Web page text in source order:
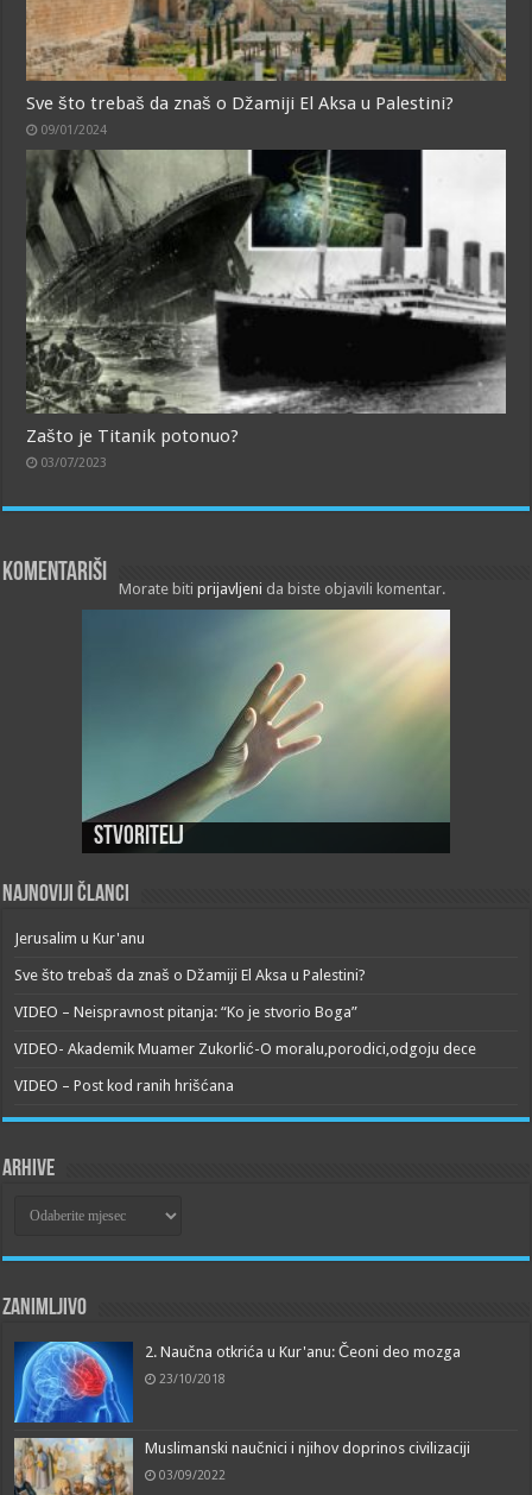
Sve što trebaš da znaš o Džamiji El Aksa u Palestini?
09/01/2024
Zašto je Titanik potonuo?
03/07/2023
Komentariši
Morate bitiprijavljeni da biste objavili komentar.
Stvoritelj
Najnoviji članci
Jerusalim u Kur'anu
Sve što trebaš da znaš o Džamiji El Aksa u Palestini?
VIDEO – Neispravnost pitanja: “Ko je stvorio Boga”
VIDEO- Akademik Muamer Zukorlić-O moralu,porodici,odgoju dece
VIDEO – Post kod ranih hrišćana
Arhive
Zanimljivo
2. Naučna otkrića u Kur'anu: Čeoni deo mozga
23/10/2018
Muslimanski naučnici i njihov doprinos civilizaciji
03/09/2022